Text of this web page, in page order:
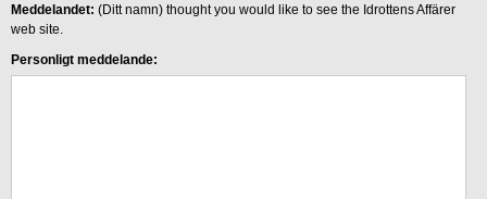
Meddelandet: (Ditt namn) thought you would like to see the Idrottens Affärer
web site.
Personligt meddelande: